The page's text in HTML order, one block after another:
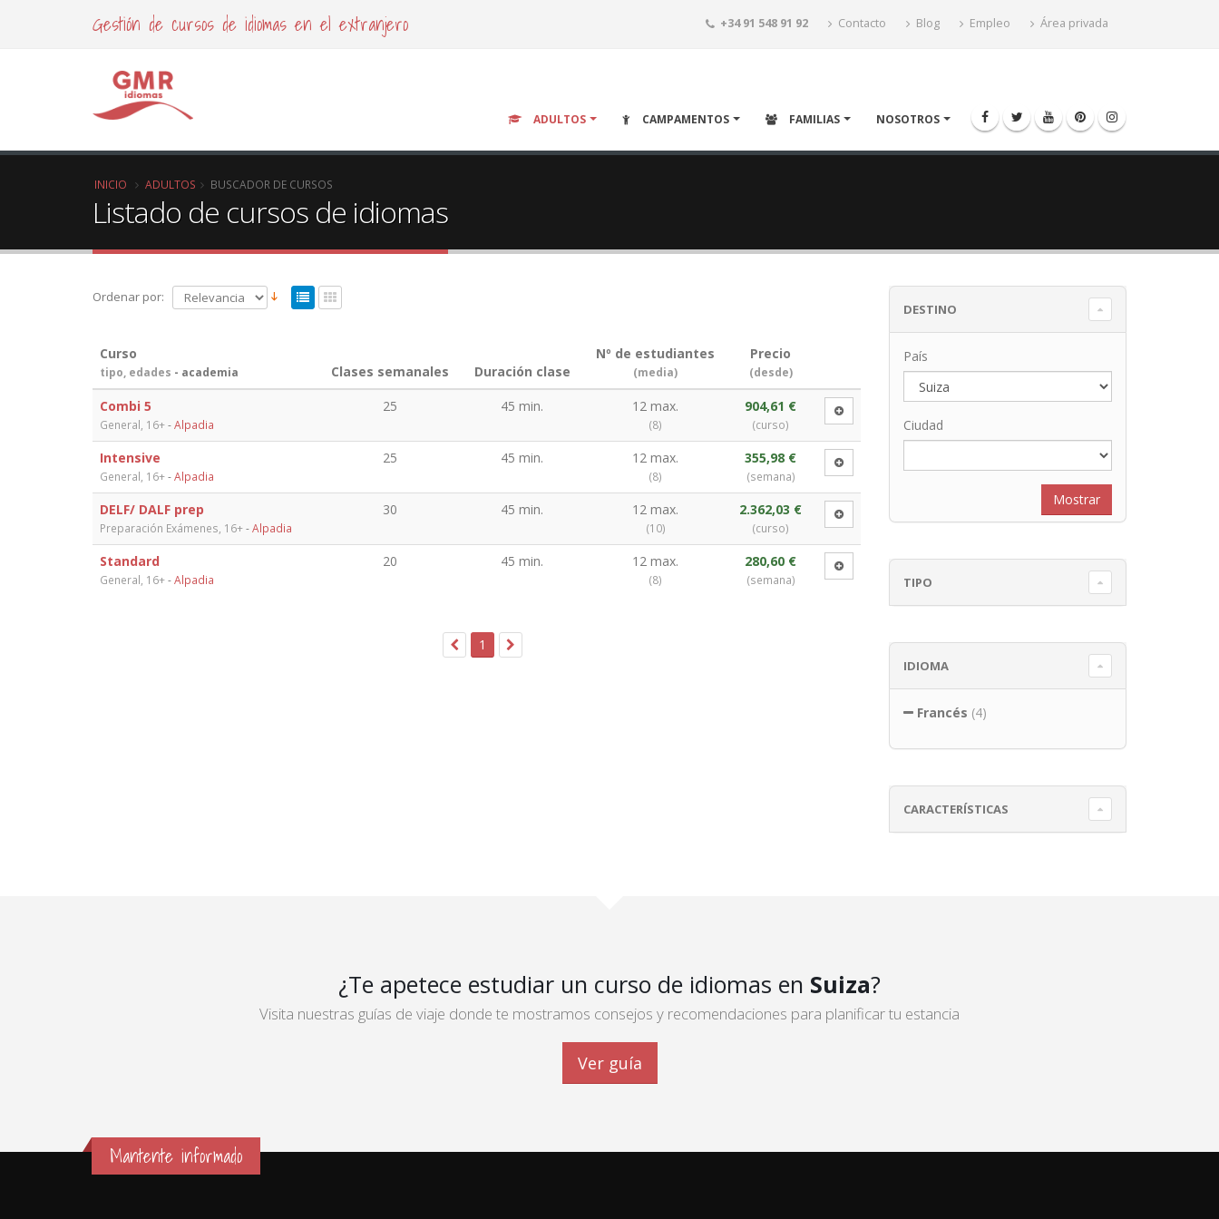
Gestión de cursos de idiomas en el extranjero +34 91 548 91 92 Contacto Blog Empleo Área privada
ADULTOS CAMPAMENTOS FAMILIAS NOSOTROS
INICIO ADULTOS BUSCADOR DE CURSOS
Listado de cursos de idiomas
Ordenar por:
Curso
tipo, edades - academia Clases semanales Duración clase
Nº de estudiantes
(media)
Precio
(desde)
Combi 5
General, 16+-Alpadia
25 45 min. 12 max.
(8)
904,61 €
(curso)
Intensive
General, 16+-Alpadia
25 45 min. 12 max.
(8)
355,98 €
(semana)
DELF/ DALF prep
Preparación Exámenes, 16+-Alpadia
30 45 min. 12 max.
(10)
2.362,03 €
(curso)
Standard
General, 16+-Alpadia
20 45 min. 12 max.
(8)
280,60 €
(semana)
1
DESTINO
País
Ciudad
TIPO
IDIOMA
Francés (4)
CARACTERÍSTICAS
¿Te apetece estudiar un curso de idiomas en Suiza?
Visita nuestras guías de viaje donde te mostramos consejos y recomendaciones para planificar tu estancia
Ver guía
Mantente informado